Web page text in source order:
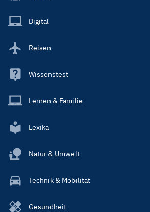
Main
Digital
Reisen
Wissenstest
Lernen & Familie
Lexika
Natur & Umwelt
Technik & Mobilität
Gesundheit